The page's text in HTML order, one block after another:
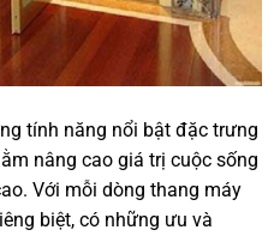
tính năng nổi bật đặc trưng
nâng cao giá trị cuộc sống
Với mỗi dòng thang máy
biệt, có những ưu và